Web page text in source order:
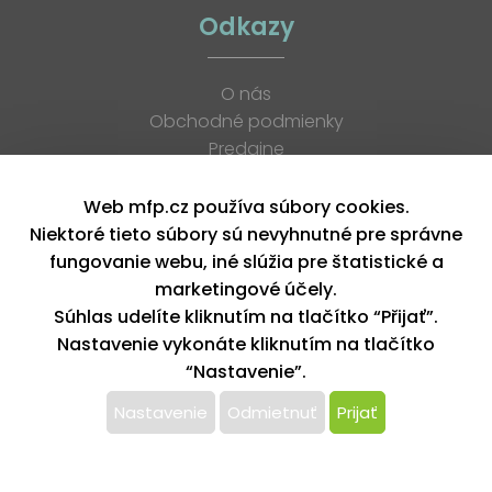
Odkazy
O nás
Obchodné podmienky
Predajne
K stiahnutiu
Blog
Kontakt
Kariéra
XML feed
Copyright © 2026, MFP paper s. r. o. | Všetky práva vyhradené
design by MFP
Tento web používa k poskytovaniu služieb,
Web mfp.cz používa súbory cookies.
Niektoré tieto súbory sú nevyhnutné pre správne
fungovanie webu, iné slúžia pre štatistické a
marketingové účely.
Súhlas udelíte kliknutím na tlačítko “Přijať”.
Nastavenie vykonáte kliknutím na tlačítko
“Nastavenie”.
Nastavenie Odmietnuť Prijať